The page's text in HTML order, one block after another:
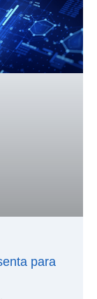
para